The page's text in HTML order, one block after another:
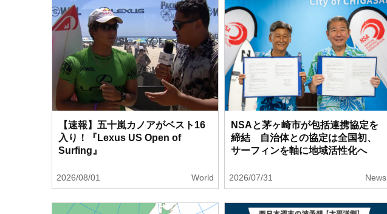
【速報】五十嵐カノアがベスト16
入り！『Lexus US Open of
Surfing』
2026/08/01 World
NSAと茅ヶ崎市が包括連携協定を
締結 自治体との協定は全国初、
サーフィンを軸に地域活性化へ
2026/07/31 News